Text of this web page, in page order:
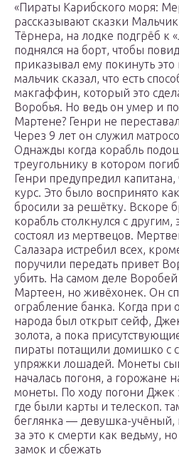
«Пираты Карибского моря:
рассказывают сказки
Тёрнера, на лодке подгрёб к
поднялся на борт, чтобы
приказывал ему покинуть это
мальчик сказал, что есть
макгаффин, который это
Воробья. Но ведь он умер и
Мартене? Генри не
Через 9 лет он служил
Однажды когда корабль
треугольнику в котором
Генри предупредил
курс. Это было воспринято
бросили за решётку. Вскоре
корабль столкнулся с другим,
состоял из мертвецов.
Салазара истребил всех,
поручили передать привет
убить. На самом деле
Мартеен, но живёхонек. Он
ограбление банка. Когда при
народа был открыт сейф,
золота, а пока
пираты потащили домишко с
упряжки лошадей. Монеты
началась погоня, а горожане
монеты. По ходу погони
где были карты и телескоп.
беглянка — девушка-учёный,
за это к смерти как ведьму,
замок и сбежать